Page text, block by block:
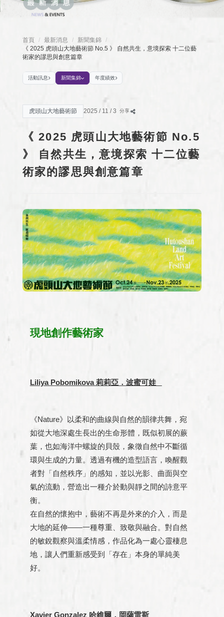
首頁 / 最新消息 / 新聞集錦 /
《 2025 虎頭山大地藝術節 No.5 》 自然共生，意境探索 十二位藝
術家的謬思與創意篇章
活動訊息 新聞集錦 年度績效
虎頭山大地藝術節 2025 / 11 / 3 分享
《 2025 虎頭山大地藝術節 No.5
》 自然共生，意境探索 十二位藝
術家的謬思與創意篇章
現地創作藝術家
Liliya Pobomikova 莉莉亞．波蜜可娃
《Nature》以柔和的曲線與自然的韻律共舞，宛
如從大地深處生長出的生命形體，既似初展的蕨
葉，也如海洋中螺旋的貝殼，象徵自然中不斷循
環與生成的力量。透過有機的造型語言，喚醒觀
者對「自然秩序」的感知，並以光影、曲面與空
氣的流動，營造出一種介於動與靜之間的詩意平
衡。
在自然的懷抱中，藝術不再是外來的介入，而是
大地的延伸——一種尊重、致敬與融合。對自然
的敏銳觀察與溫柔情感，作品化為一處心靈棲息
地，讓人們重新感受到「存在」本身的單純美
好。
Xavier Gonzalez 哈維爾．岡薩雷斯